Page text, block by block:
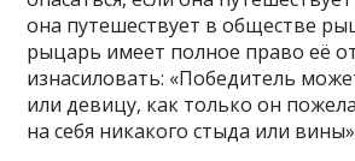
она путешествует в обществе
рыцарь имеет полное право её
изнасиловать: «Победитель
или девицу, как только он
на себя никакого стыда или